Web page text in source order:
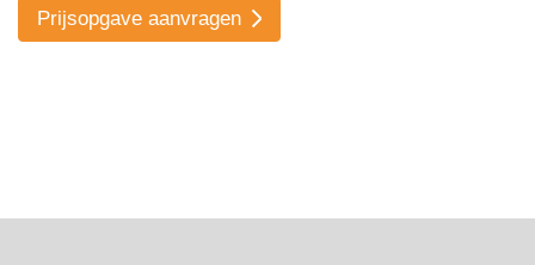
Prijsopgave aanvragen